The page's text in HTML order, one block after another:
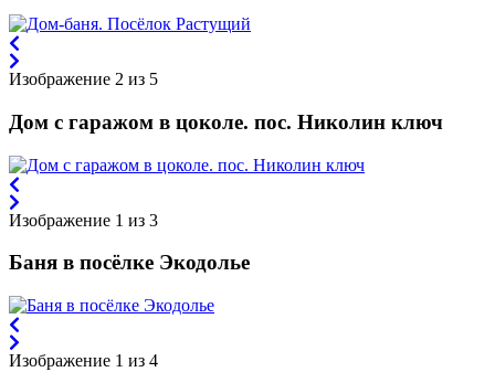
Изображение 2 из 5
Дом с гаражом в цоколе. пос. Николин ключ
Изображение 1 из 3
Баня в посёлке Экодолье
Изображение 1 из 4